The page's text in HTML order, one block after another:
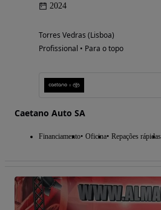
2024
Torres Vedras (Lisboa)
Profissional • Para o topo
Caetano Auto SA
Financiamento Oficina Repações rápidas